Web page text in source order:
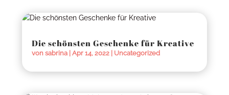
Die schönsten Geschenke für Kreative
von sabrina| Apr 14, 2022| Uncategorized